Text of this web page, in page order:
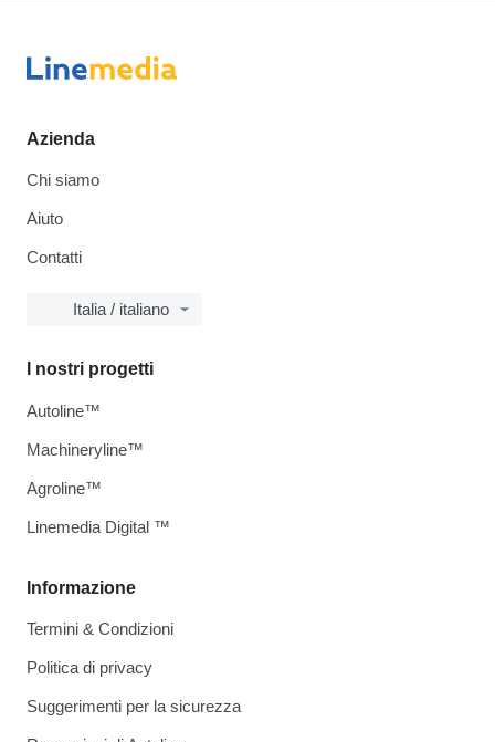
Azienda
Chi siamo
Aiuto
Contatti
Italia / italiano
Informazione
Termini & Condizioni
Politica di privacy
Suggerimenti per la sicurezza
I nostri progetti
Autoline™
Machineryline™
Agroline™
Linemedia Digital ™